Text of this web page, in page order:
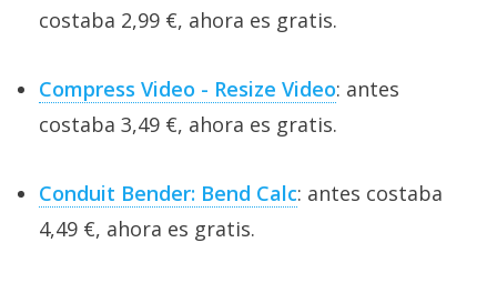
costaba 2,99 €, ahora es gratis.
Compress Video - Resize Video: antes
costaba 3,49 €, ahora es gratis.
Conduit Bender: Bend Calc: antes costaba
4,49 €, ahora es gratis.